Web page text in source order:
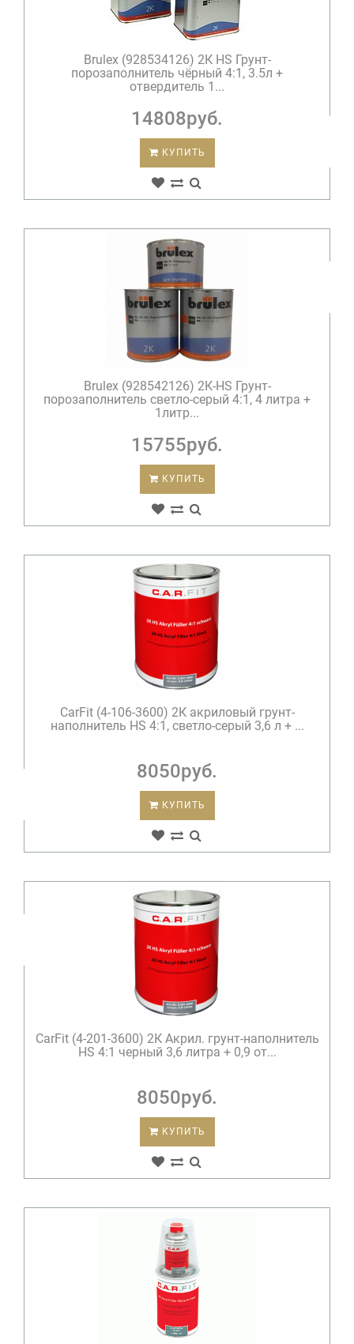
Brulex (928534126) 2К HS Грунт-
порозаполнитель чёрный 4:1, 3.5л +
отвердитель 1...
14808руб.
КУПИТЬ
Brulex (928542126) 2К-HS Грунт-
порозаполнитель светло-серый 4:1, 4 литра +
1литр...
15755руб.
КУПИТЬ
CarFit (4-106-3600) 2К акриловый грунт-
наполнитель HS 4:1, светло-cерый 3,6 л + ...
8050руб.
КУПИТЬ
CarFit (4-201-3600) 2К Акрил. грунт-наполнитель
HS 4:1 черный 3,6 литра + 0,9 от...
8050руб.
КУПИТЬ